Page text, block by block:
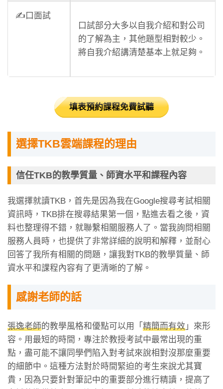
✍️口面試
口試部分大多以自我介紹和對公司
的了解為主，其他題型相對較少。
將自我介紹講清楚基本上就足夠。
填表預約課程免費試聽
選擇TKB雲端課程的理由
信任TKB的教學質量、師資水平和課程內容
我選擇就讀TKB，首先是因為我在Google搜尋考試相關
資訊時，TKB排在搜尋結果第一個，點進去看之後，資
料也整理得不錯，就聯繫相關服務人了。當我詢問相關
服務人員時，也提供了非常詳細的說明和解釋，並耐心
回答了我所有相關的問題，讓我對TKB的教學質量、師
資水平和課程內容有了更清晰的了解。
感謝老師的話
張逸老師的教學風格和優點可以用「 精簡而有效 」來形
容。用最短的時間，專注於教授考試中最常出現的重
點，盡可能不讓同學們陷入對考試來說相對沒那麼重要
的細節中。這種方法對於時間緊迫的考生來說尤其寶
貴，因為只要針對筆記中的重要部分進行精讀，提高了